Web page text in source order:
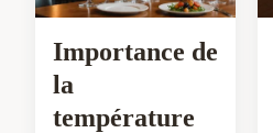
Importance de
la
température